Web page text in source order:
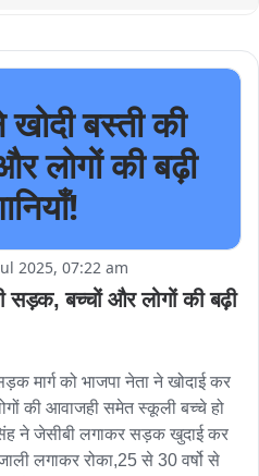
बस्ती की
लोगों की बढ़ी
2025, 07:22 am
सड़क, बच्चों और लोगों की बढ़ी
मार्ग को भाजपा नेता ने खोदाई कर
की आवाजही समेत स्कूली बच्चे हो
ने जेसीबी लगाकर सड़क खुदाई कर
लगाकर रोका,25 से 30 वर्षो से